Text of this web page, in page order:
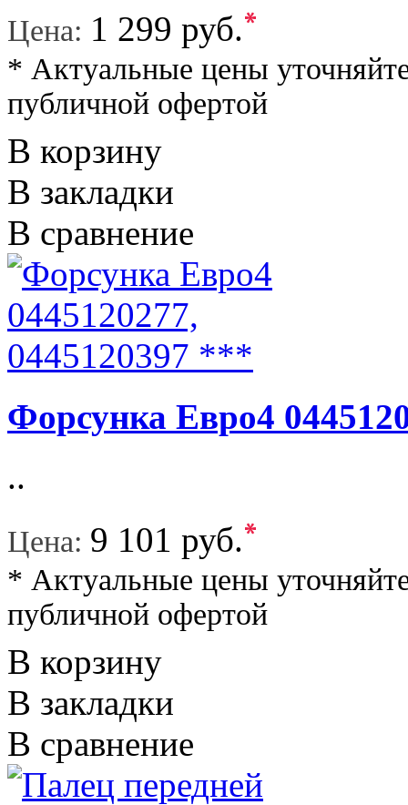
Цена: 1 299 руб.*
* Актуальные цены
публичной офертой
В корзину
В закладки
В сравнение
Форсунка Евро4
..
Цена: 9 101 руб.*
* Актуальные цены
публичной офертой
В корзину
В закладки
В сравнение